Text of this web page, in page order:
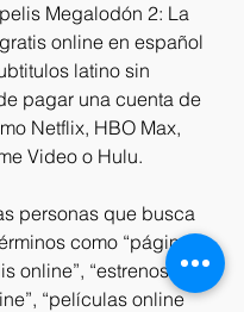
Megalodón 2: La
online en español
latino sin
pagar una cuenta de
Netflix, HBO Max,
Video o Hulu.
personas que busca
como “páginas
online”, “estrenos
“películas online